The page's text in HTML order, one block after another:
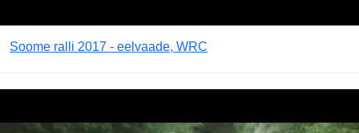
Soome ralli 2017 - eelvaade, WRC